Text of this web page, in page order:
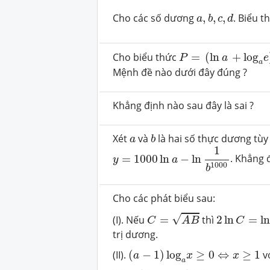
Cho các số dươnga, b, c, d
a b c, d. Biểu
Cho biểu thứcP = (ln a + logae
P= a e
Mệnh đề nào dưới đây đúng ?
Khẳng định nào sau đây là sai ?
Xéta
avàb
b là hai số thực dương
y = 1000 ln a − ln
1
b1000
y=1000lna−ln1b1000
. Khẳng
Cho các phát biểu sau:
(I). Nếu C = √AB
C=
thì 2ln C = ln
2ln C= A+
trị dương.
(II). (a − 1) logax ≥ 0 ⇔ x ≥ 1
(a )logax ≥0⇔x ≥1